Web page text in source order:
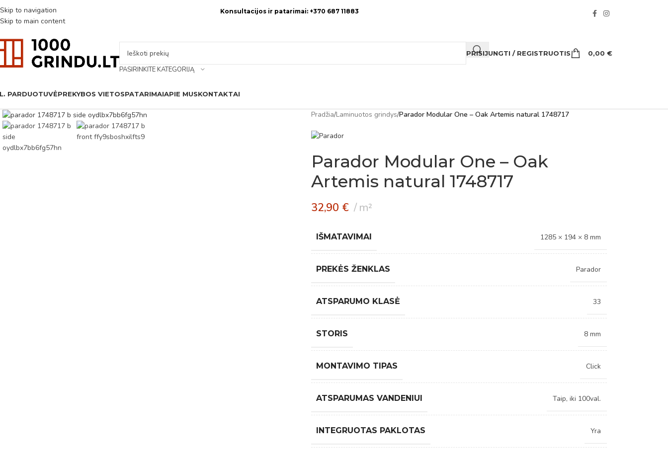
Skip to navigation
Skip to main content
Konsultacijos ir patarimai: +370 687 11883
PASIRINKITE KATEGORIJĄ
PRISIJUNGTI / REGISTRUOTIS 0,00 €
PARDUOTUVĖPREKYBOS VIETOSPATARIMAIAPIE MUSKONTAKTAI
Pradžia/Laminuotos grindys/Parador Modular One – Oak Artemis natural 1748717
Parador Modular One – Oak
Artemis natural 1748717
32,90 € m²
IŠMATAVIMAI 1285 × 194 × 8 mm
PREKĖS ŽENKLAS Parador
ATSPARUMO KLASĖ 33
STORIS 8 mm
MONTAVIMO TIPAS Click
ATSPARUMAS VANDENIUI Taip, iki 100val.
INTEGRUOTAS PAKLOTAS Yra